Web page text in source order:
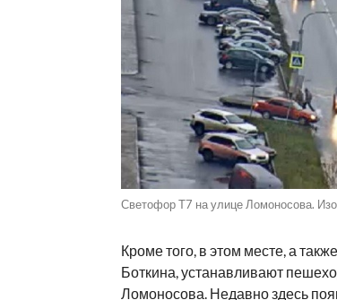
Светофор Т7 на улице Ломоносова.
Кроме того, в этом месте, а
Боткина, устанавливают
Ломоносова. Недавно здесь